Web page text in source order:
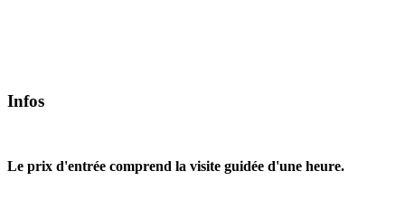
Infos
Le prix d'entrée comprend la visite guidée d'une heure.